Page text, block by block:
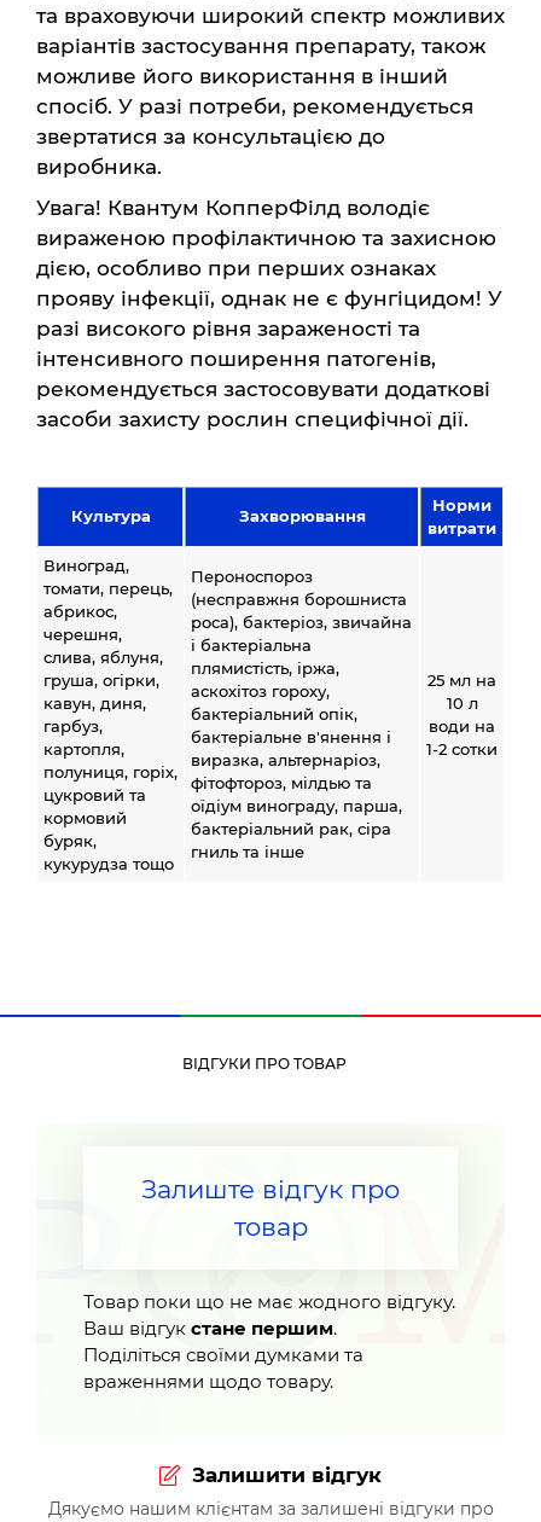
та враховуючи широкий спектр можливих
варіантів застосування препарату, також
можливе його використання в інший
спосіб. У разі потреби, рекомендується
звертатися за консультацією до
виробника.
Увага! Квантум КопперФілд володіє
вираженою профілактичною та захисною
дією, особливо при перших ознаках
прояву інфекції, однак не є фунгіцидом! У
разі високого рівня зараженості та
інтенсивного поширення патогенів,
рекомендується застосовувати додаткові
засоби захисту рослин специфічної дії.
Культура Захворювання
Норми
витрати
Виноград,
томати, перець,
абрикос,
черешня,
слива, яблуня,
груша, огірки,
кавун, диня,
гарбуз,
картопля,
полуниця, горіх,
цукровий та
кормовий
буряк,
кукурудза тощо
Пероноспороз
(несправжня борошниста
роса), бактеріоз, звичайна
і бактеріальна
плямистість, іржа,
аскохітоз гороху,
бактеріальний опік,
бактеріальне в'янення і
виразка, альтернаріоз,
фітофтороз, мілдью та
оїдіум винограду, парша,
бактеріальний рак, сіра
гниль та інше
25 мл на
10 л
води на
1-2 сотки
ВІДГУКИ ПРО ТОВАР
Залиште відгук про
товар
Товар поки що не має жодного відгуку.
Ваш відгук стане першим.
Поділіться своїми думками та
враженнями щодо товару.
Залишити відгук
Дякуємо нашим клієнтам за залишені відгуки про